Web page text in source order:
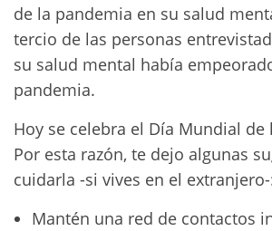
de la pandemia en su salud
tercio de las personas
su salud mental había
pandemia.
Hoy se celebra el Día Mundial de
Por esta razón, te dejo algunas
cuidarla -si vives en el
Mantén una red de contactos